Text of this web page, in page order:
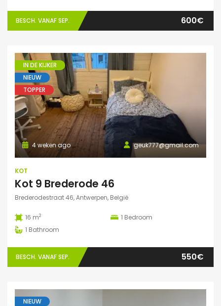
BESCH. VANAF SEP. 600€
IN DE KIJKER
NIEUW
TOPPER
geuk777@gmail.com
4 weken ago
KOT
Kot 9 Brederode 46
Brederodestraat 46, Antwerpen, België
16 m2 1 Bedroom
1 Bathroom
BESCH. VANAF SEP. 550€
NIEUW